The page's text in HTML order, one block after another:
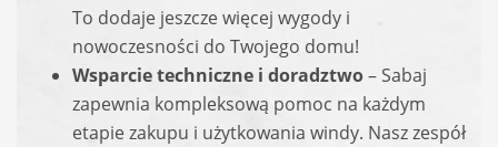
To dodaje jeszcze więcej wygody i
nowoczesności do Twojego domu!
Wsparcie techniczne i doradztwo– Sabaj
zapewnia kompleksową pomoc na każdym
etapie zakupu i użytkowania windy. Nasz zespół